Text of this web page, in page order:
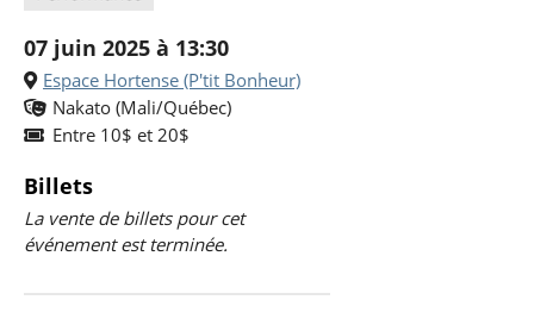
07 juin 2025 à 13:30
Espace Hortense (P'tit Bonheur)
Nakato (Mali/Québec)
Entre 10$ et 20$
Billets
La vente de billets pour cet
événement est terminée.